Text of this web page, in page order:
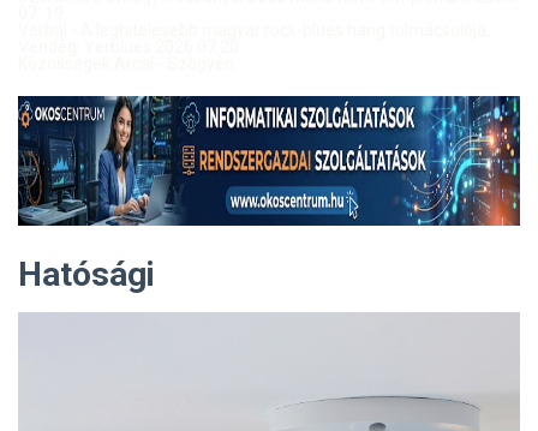
Hatósági